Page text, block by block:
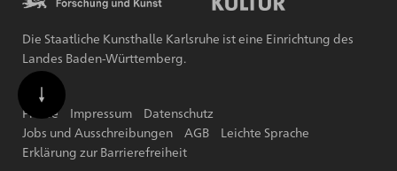
Die Staatliche Kunsthalle Karlsruhe ist eine Einrichtung des
Landes Baden-Württemberg.
Presse Impressum
Datenschutz
Jobs und Ausschreibungen
AGB
Leichte Sprache
Erklärung zur Barrierefreiheit